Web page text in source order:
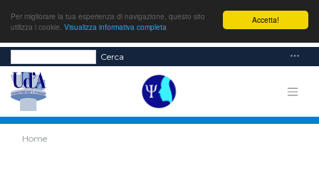
Accetta!
Per migliorare la tua esperienza di navigazione, questo sito
utilizza i cookie. Visualizza informativa completa
Cerca
Home